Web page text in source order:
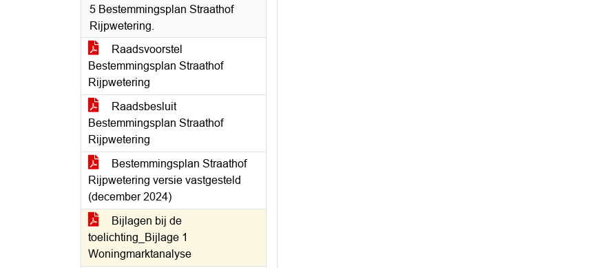
5 Bestemmingsplan Straathof
Rijpwetering.
Raadsvoorstel
Bestemmingsplan Straathof
Rijpwetering
Raadsbesluit
Bestemmingsplan Straathof
Rijpwetering
Bestemmingsplan Straathof
Rijpwetering versie vastgesteld
(december 2024)
Bijlagen bij de
toelichting_Bijlage 1
Woningmarktanalyse